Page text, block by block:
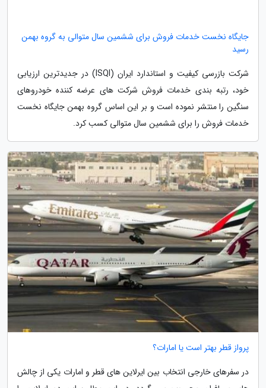
جایگاه نخست خدمات فروش برای ششمین سال متوالی به گروه بهمن
رسید
شرکت بازرسی کیفیت و استاندارد ایران (ISQI) در جدیدترین ارزیابی
خود، رتبه بندی خدمات فروش شرکت های عرضه کننده خودروهای
سنگین را منتشر نموده است و بر این اساس گروه بهمن جایگاه نخست
خدمات فروش را برای ششمین سال متوالی کسب کرد.
پرواز قطر بهتر است یا امارات؟
در سفرهای خارجی انتخاب بین ایرلاین های قطر و امارات یکی از چالش